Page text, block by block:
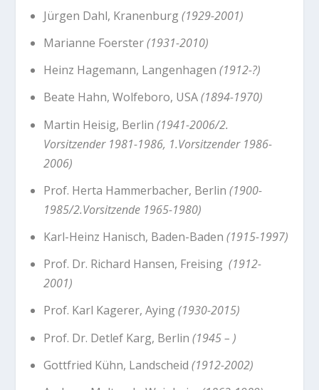
Jürgen Dahl, Kranenburg(1929-2001)
Marianne Foerster(1931-2010)
Heinz Hagemann, Langenhagen (1912-?)
Beate Hahn, Wolfeboro, USA(1894-1970)
Martin Heisig, Berlin (1941-2006/2.
Vorsitzender 1981-1986, 1.Vorsitzender 1986-
2006)
Prof. Herta Hammerbacher, Berlin (1900-
1985/2.Vorsitzende 1965-1980)
Karl-Heinz Hanisch, Baden-Baden (1915-1997)
Prof. Dr. Richard Hansen, Freising (1912-
2001)
Prof. Karl Kagerer, Aying(1930-2015)
Prof. Dr. Detlef Karg, Berlin (1945 – )
Gottfried Kühn, Landscheid (1912-2002)